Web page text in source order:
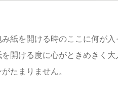
紙を開ける時のここに何が
開ける度に心がときめきく
たまりません。